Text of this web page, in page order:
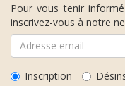
Pour vous tenir
inscrivez-vous à notre
Inscription